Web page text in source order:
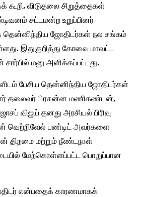
கூறி, விடுதலை சிறுத்தைகள்
சட்டமன்ற உறுப்பினர்
தென்னிந்திய ஜோதிடர்கள் நல சங்கம்
இதுகுறித்து கோவை மாவட்ட
மனு அளிக்கப்பட்டது.
பேசிய தென்னிந்திய ஜோதிடர்கள்
தலைவர் பிரசன்ன மணிகண்டன்,
விஜய் தனது அரசியல் பிரிவு
வெற்றிவேல் பண்டிட் அவர்களை
திறமை மற்றும் நீண்டநாள்
மேற்கொள்ளப்பட்ட பொறுப்பான
என்பதைக் காரணமாகக்